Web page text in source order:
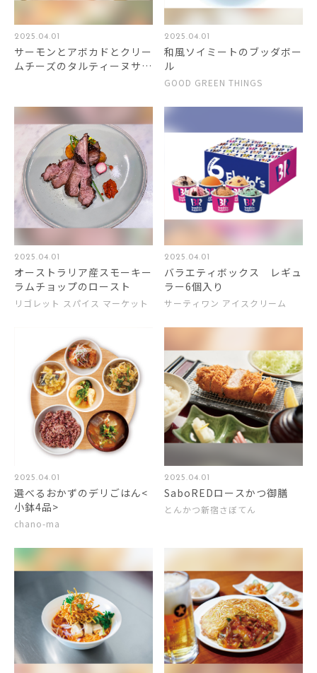
2025.04.01
サーモンとアボカドとクリー
ムチーズのタルティーヌサン
2025.04.01
和風ソイミートのブッダボー
ル
GOOD GREEN THINGS
2025.04.01
オーストラリア産スモーキー
ラムチョップのロースト
リゴレット スパイス マーケット
2025.04.01
バラエティボックス レギュ
ラー6個入り
サーティワン アイスクリーム
2025.04.01
選べるおかずのデリごはん<
小鉢4品>
chano-ma
2025.04.01
SaboREDロースかつ御膳
とんかつ新宿さぼてん